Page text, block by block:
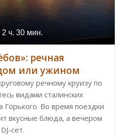
2 ч. 30 мин.
речная
или ужином
речному круизу по
видами сталинских
Во время поездки
вкусные блюда, а вечером
сет.